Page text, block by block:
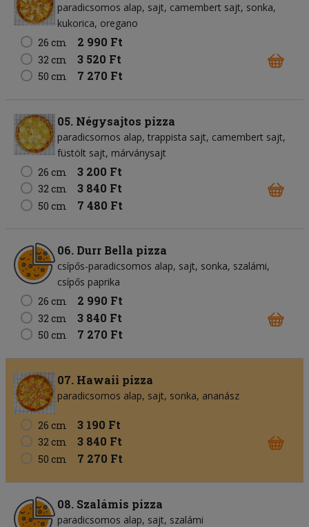
paradicsomos alap sajt camembert sajt sonka
kukorica oregano
26 cm
2 990 Ft
32 cm 3 520 Ft
50 cm 7 270 Ft
05. Négysajtos pizza
paradicsomos alap trappista sajt camembert sajt
füstölt sajt márványsajt
26 cm
3 200 Ft
32 cm 3 840 Ft
50 cm 7 480 Ft
06. Durr Bella pizza
csípős-paradicsomos alap sajt sonka szalámi
csípős paprika
26 cm
2 990 Ft
32 cm 3 840 Ft
50 cm 7 270 Ft
07. Hawaii pizza
paradicsomos alap sajt sonka ananász
26 cm 3 190 Ft
32 cm 3 840 Ft
50 cm 7 270 Ft
08. Szalámis pizza
paradicsomos alap sajt szalámi